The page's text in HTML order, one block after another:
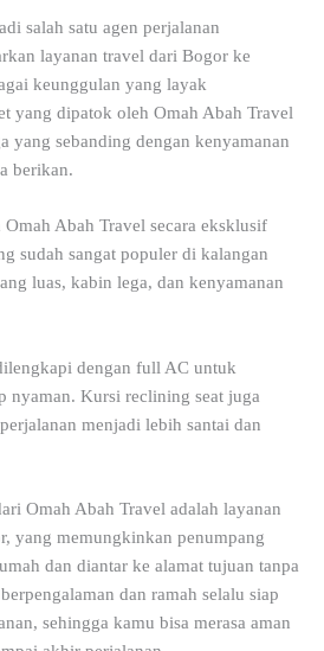
salah satu agen perjalanan
layanan travel dari Bogor ke
keunggulan yang layak
yang dipatok oleh Omah Abah Travel
yang sebanding dengan kenyamanan
berikan.
Abah Travel secara eksklusif
sudah sangat populer di kalangan
luas, kabin lega, dan kenyamanan
dengan full AC untuk
nyaman. Kursi reclining seat juga
menjadi lebih santai dan
Omah Abah Travel adalah layanan
yang memungkinkan penumpang
dan diantar ke alamat tujuan tanpa
dan ramah selalu siap
sehingga kamu bisa merasa aman